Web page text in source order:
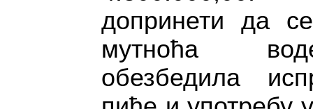
допринети да
мутноћа
обезбедила